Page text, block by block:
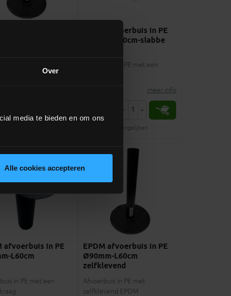
Over
media te bieden en om ons
Alle cookies accepteren
EPDM afvoerbuis in PE
Ø75mm-L50cm-slabbe
Afvoerbuis in PE met een
meer info
- +
Vergelijken
afvoerbuis in PE
L60cm
in PE met een
EPDM afvoerbuis in PE
Ø90mm-L60cm
zelfklevend
Afvoerbuis in PE met
zelfklevend EPDM